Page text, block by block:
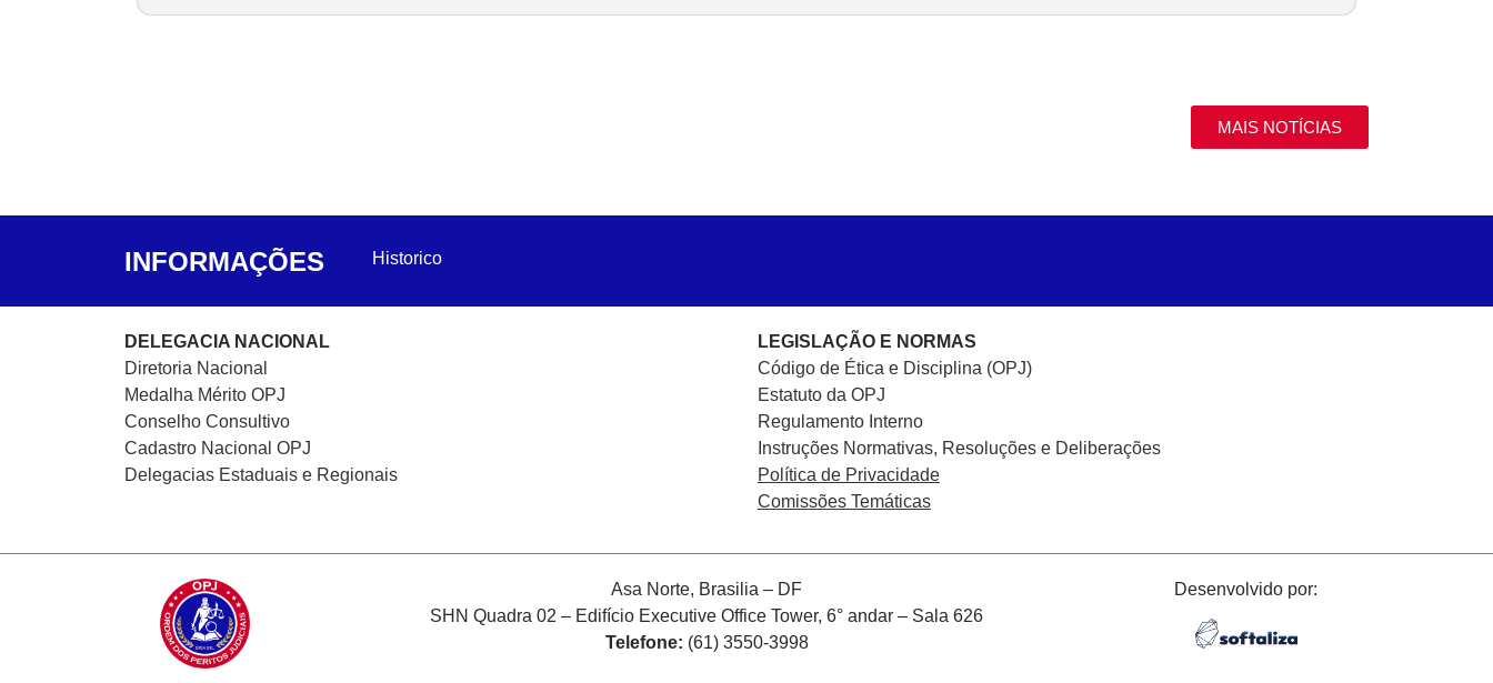
MAIS NOTÍCIAS
INFORMAÇÕES Historico
DELEGACIA NACIONAL
Diretoria Nacional
Medalha Mérito OPJ
Conselho Consultivo
Cadastro Nacional OPJ
Delegacias Estaduais e Regionais
LEGISLAÇÃO E NORMAS
Código de Ética e Disciplina (OPJ)
Estatuto da OPJ
Regulamento Interno
Instruções Normativas, Resoluções e Deliberações
Política de Privacidade
Comissões Temáticas
Asa Norte, Brasilia – DF
SHN Quadra 02 – Edifício Executive Office Tower, 6° andar – Sala 626
Telefone: (61) 3550-3998
Desenvolvido por: